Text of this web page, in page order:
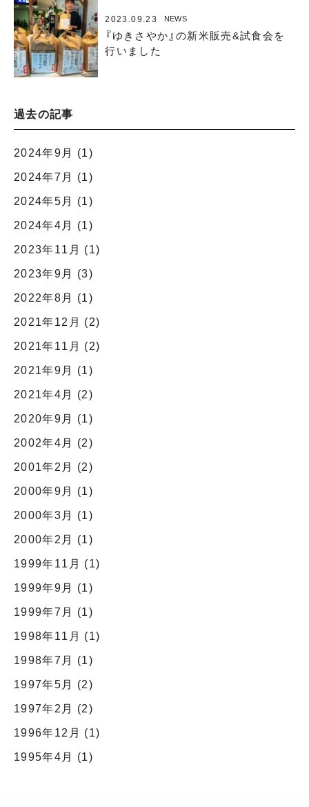
2023.09.23 NEWS
『ゆきさやか』の新米販売&試食会を
行いました
過去の記事
2024年9月 (1)
2024年7月 (1)
2024年5月 (1)
2024年4月 (1)
2023年11月 (1)
2023年9月 (3)
2022年8月 (1)
2021年12月 (2)
2021年11月 (2)
2021年9月 (1)
2021年4月 (2)
2020年9月 (1)
2002年4月 (2)
2001年2月 (2)
2000年9月 (1)
2000年3月 (1)
2000年2月 (1)
1999年11月 (1)
1999年9月 (1)
1999年7月 (1)
1998年11月 (1)
1998年7月 (1)
1997年5月 (2)
1997年2月 (2)
1996年12月 (1)
1995年4月 (1)